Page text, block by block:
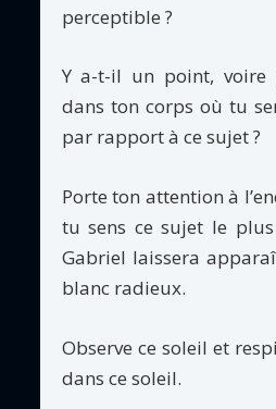
perceptible ?
Y a-t-il un point, voire
dans ton corps où tu
par rapport à ce sujet ?
Porte ton attention à
tu sens ce sujet le plus
Gabriel laissera
blanc radieux.
Observe ce soleil et
dans ce soleil.